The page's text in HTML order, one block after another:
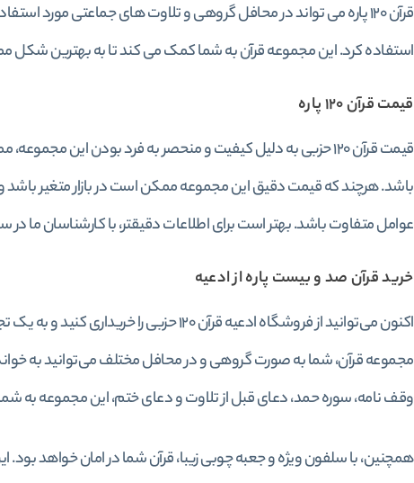
قرآن ۱۲۰ پاره می تواند در محافل گروهی و تلاوت های جماعتی مورد
استفاده کرد. این مجموعه قرآن به شما کمک می کند تا به بهترین شکل
قیمت قرآن 120 پاره
قیمت قرآن ۱۲۰ حزبی به دلیل کیفیت و منحصر به فرد بودن این
باشد. هرچند که قیمت دقیق این مجموعه ممکن است در بازار متغیر
عوامل متفاوت باشد. بهتر است برای اطلاعات دقیقتر، با کارشناسان ما
خرید قرآن صد و بیست پاره از ادعیه
اکنون می‌توانید از فروشگاه ادعیه قرآن ۱۲۰
مجموعه قرآن، شما به صورت گروهی و در محافل مختلف می‌توانید به
وقف نامه، سوره حمد، دعای قبل از تلاوت و دعای ختم، این مجموعه به